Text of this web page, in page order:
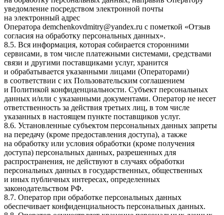
уведомление посредством электронной почты
на электронный адрес
Оператора demchenkovdmitry@yandex.ru с пометкой «Отзыв
согласия на обработку персональных данных».
8.5. Вся информация, которая собирается сторонними
сервисами, в том числе платежными системами, средствами
связи и другими поставщиками услуг, хранится
и обрабатывается указанными лицами (Операторами)
в соответствии с их Пользовательским соглашением
и Политикой конфиденциальности. Субъект персональных
данных и/или с указанными документами. Оператор не несет
ответственность за действия третьих лиц, в том числе
указанных в настоящем пункте поставщиков услуг.
8.6. Установленные субъектом персональных данных запреты
на передачу (кроме предоставления доступа), а также
на обработку или условия обработки (кроме получения
доступа) персональных данных, разрешенных для
распространения, не действуют в случаях обработки
персональных данных в государственных, общественных
и иных публичных интересах, определенных
законодательством РФ.
8.7. Оператор при обработке персональных данных
обеспечивает конфиденциальность персональных данных.